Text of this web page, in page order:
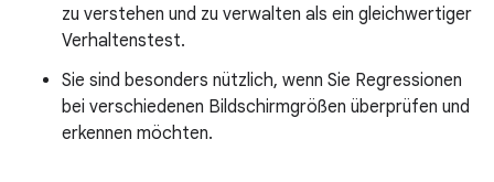
zu verstehen und zu verwalten als ein gleichwertiger
Verhaltenstest.
Sie sind besonders nützlich, wenn Sie Regressionen
bei verschiedenen Bildschirmgrößen überprüfen und
erkennen möchten.